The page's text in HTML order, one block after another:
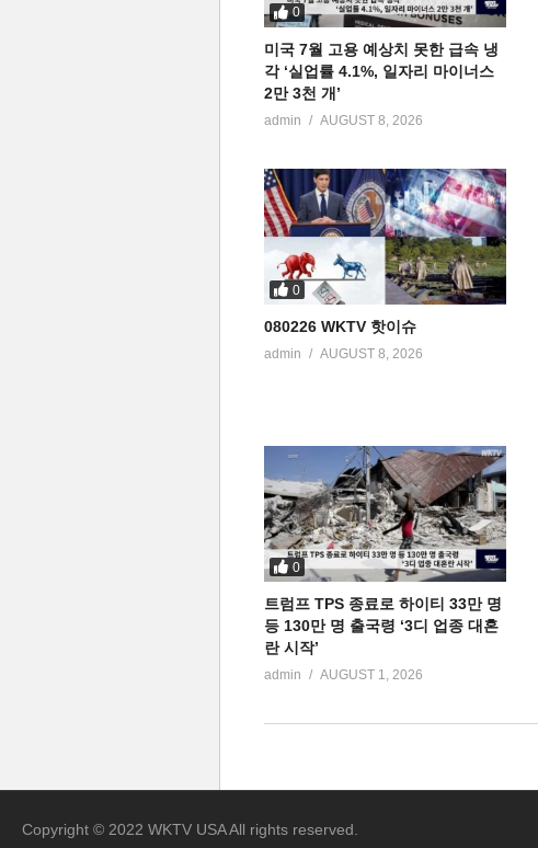
0
미국 7월 고용 예상치 못한 급속 냉
각 ‘실업률 4.1%, 일자리 마이너스
2만 3천 개’
admin AUGUST 8, 2026
0
080226 WKTV 핫이슈
admin AUGUST 8, 2026
0
트럼프 TPS 종료로 하이티 33만 명
등 130만 명 출국령 ‘3디 업종 대혼
란 시작’
admin AUGUST 1, 2026
Copyright © 2022 WKTV USA All rights reserved.